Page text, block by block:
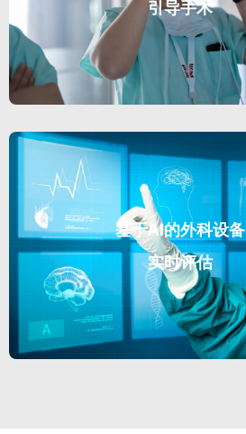
引导手术
基于AI的外科设备
实时评估